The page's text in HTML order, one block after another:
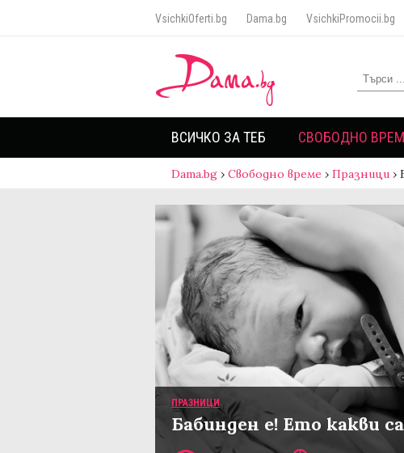
VsichkiOferti.bg Dama.bg VsichkiPromocii.bg
ВСИЧКО ЗА ТЕБ СВОБОДНО
Dama.bg › Свободно време › Празници ›
ПРАЗНИЦИ
Бабинден е! Ето какви